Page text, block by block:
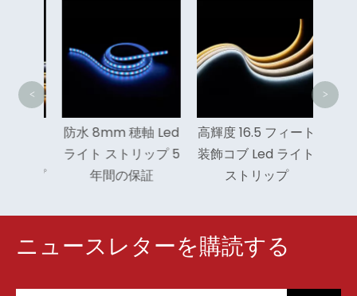
防水 8mm 穂軸 Led
ライト ストリップ 5
年間の保証
高輝度 16.5 フィート
装飾コブ Led ライト
ストリップ
< >
ニュースレターを購読する